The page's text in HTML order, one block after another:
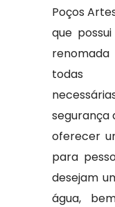
Poços
que
todas
segurança
oferecer
para
desejam
água,